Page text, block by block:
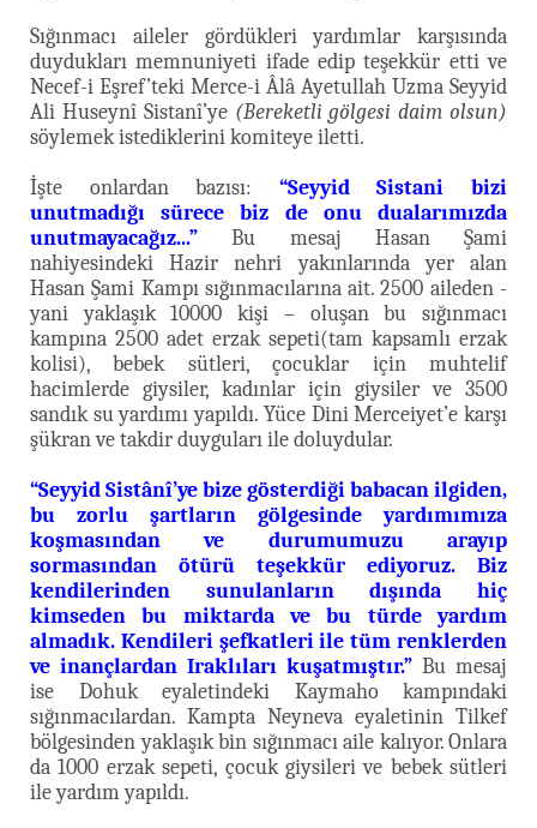
Sığınmacı aileler gördükleri yardımlar karşısında
duydukları memnuniyeti ifade edip teşekkür etti ve
Necef-i Eşref’teki Merce-i Âlâ Ayetullah Uzma Seyyid
Ali Huseynî Sistanî’ye (Bereketli gölgesi daim olsun)
söylemek istediklerini komiteye iletti.
İşte onlardan bazısı: “Seyyid Sistani bizi
unutmadığı sürece biz de onu dualarımızda
unutmayacağız...”
Bu mesaj Hasan Şami
nahiyesindeki Hazir nehri yakınlarında yer alan
Hasan Şami Kampı sığınmacılarına ait. 2500 aileden -
yani yaklaşık 10000 kişi – oluşan bu sığınmacı
kampına 2500 adet erzak sepeti(tam kapsamlı erzak
kolisi), bebek sütleri, çocuklar için muhtelif
hacimlerde giysiler, kadınlar için giysiler ve 3500
sandık su yardımı yapıldı. Yüce Dini Merceiyet’e karşı
şükran ve takdir duyguları ile doluydular.
“Seyyid Sistânî’ye bize gösterdiği babacan ilgiden,
bu zorlu şartların gölgesinde yardımımıza
koşmasından ve durumumuzu arayıp
sormasından ötürü teşekkür ediyoruz. Biz
kendilerinden sunulanların dışında hiç
kimseden bu miktarda ve bu türde yardım
almadık. Kendileri şefkatleri ile tüm renklerden
ve inançlardan Iraklıları kuşatmıştır.” Bu mesaj
ise Dohuk eyaletindeki Kaymaho kampındaki
sığınmacılardan. Kampta Neyneva eyaletinin Tilkef
bölgesinden yaklaşık bin sığınmacı aile kalıyor. Onlara
da 1000 erzak sepeti, çocuk giysileri ve bebek sütleri
ile yardım yapıldı.